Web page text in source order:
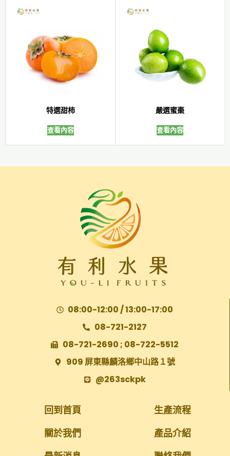
特選甜柿
查看內容
嚴選蜜棗
查看內容
08:00-12:00 / 13:00-17:00
08-721-2127
08-721-2690 ; 08-722-5512
909 屏東縣麟洛鄉中山路１號
@263sckpk
回到首頁
關於我們
生產流程
產品介紹